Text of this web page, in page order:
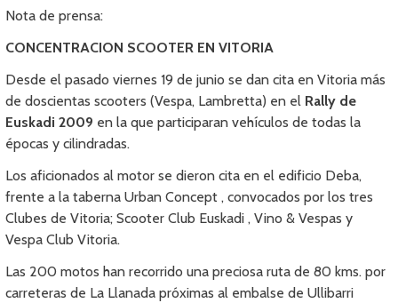
Nota de prensa:
CONCENTRACION SCOOTER EN VITORIA
Desde el pasado viernes 19 de junio se dan cita en Vitoria más
de doscientas scooters (Vespa, Lambretta) en el Rally de
Euskadi 2009 en la que participaran vehículos de todas la
épocas y cilindradas.
Los aficionados al motor se dieron cita en el edificio Deba,
frente a la taberna Urban Concept , convocados por los tres
Clubes de Vitoria; Scooter Club Euskadi , Vino & Vespas y
Vespa Club Vitoria.
Las 200 motos han recorrido una preciosa ruta de 80 kms. por
carreteras de La Llanada próximas al embalse de Ullibarri